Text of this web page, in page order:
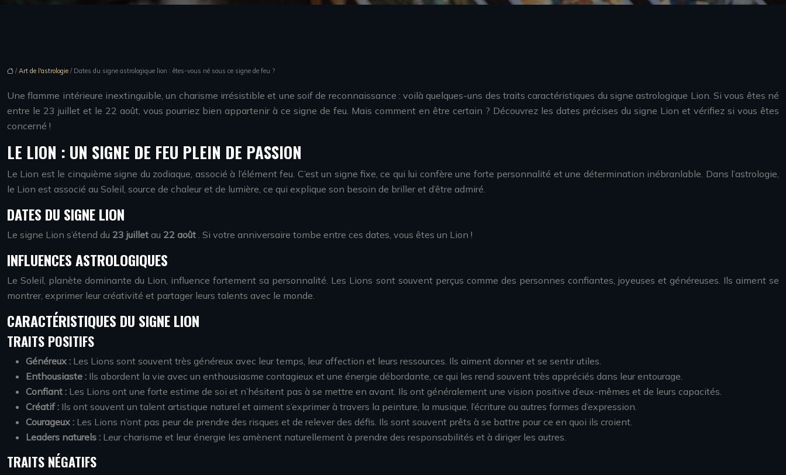
/Art de l'astrologie / Dates du signe astrologique lion : êtes-vous né sous ce signe de feu ?
Une flamme intérieure inextinguible, un charisme irrésistible et une soif de reconnaissance : voilà quelques-uns des traits caractéristiques du signe astrologique Lion. Si vous êtes né
entre le 23 juillet et le 22 août, vous pourriez bien appartenir à ce signe de feu. Mais comment en être certain ? Découvrez les dates précises du signe Lion et vérifiez si vous êtes
concerné !
LE LION : UN SIGNE DE FEU PLEIN DE PASSION
Le Lion est le cinquième signe du zodiaque, associé à l’élément feu. C’est un signe fixe, ce qui lui confère une forte personnalité et une détermination inébranlable. Dans l’astrologie,
le Lion est associé au Soleil, source de chaleur et de lumière, ce qui explique son besoin de briller et d’être admiré.
DATES DU SIGNE LION
Le signe Lion s’étend du 23 juillet au 22 août . Si votre anniversaire tombe entre ces dates, vous êtes un Lion !
INFLUENCES ASTROLOGIQUES
Le Soleil, planète dominante du Lion, influence fortement sa personnalité. Les Lions sont souvent perçus comme des personnes confiantes, joyeuses et généreuses. Ils aiment se
montrer, exprimer leur créativité et partager leurs talents avec le monde.
CARACTÉRISTIQUES DU SIGNE LION
TRAITS POSITIFS
Généreux : Les Lions sont souvent très généreux avec leur temps, leur affection et leurs ressources. Ils aiment donner et se sentir utiles.
Enthousiaste : Ils abordent la vie avec un enthousiasme contagieux et une énergie débordante, ce qui les rend souvent très appréciés dans leur entourage.
Confiant : Les Lions ont une forte estime de soi et n’hésitent pas à se mettre en avant. Ils ont généralement une vision positive d’eux-mêmes et de leurs capacités.
Créatif : Ils ont souvent un talent artistique naturel et aiment s’exprimer à travers la peinture, la musique, l’écriture ou autres formes d’expression.
Courageux : Les Lions n’ont pas peur de prendre des risques et de relever des défis. Ils sont souvent prêts à se battre pour ce en quoi ils croient.
Leaders naturels : Leur charisme et leur énergie les amènent naturellement à prendre des responsabilités et à diriger les autres.
TRAITS NÉGATIFS